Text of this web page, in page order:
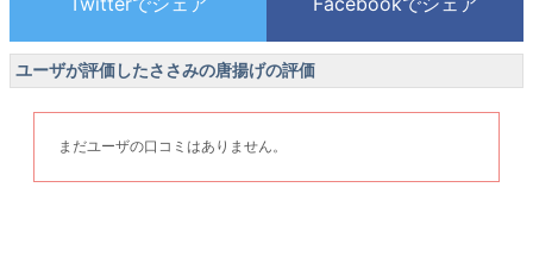
ユーザが評価したささみの唐揚げの評価
まだユーザの口コミはありません。